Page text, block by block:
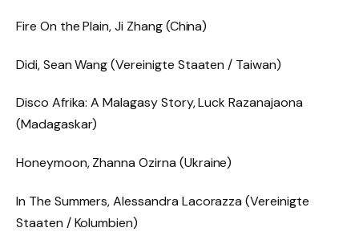
Fire On the Plain, Ji Zhang (China)
Didi, Sean Wang (Vereinigte Staaten / Taiwan)
Disco Afrika: A Malagasy Story, Luck Razanajaona
(Madagaskar)
Honeymoon, Zhanna Ozirna (Ukraine)
In The Summers, Alessandra Lacorazza (Vereinigte
Staaten / Kolumbien)